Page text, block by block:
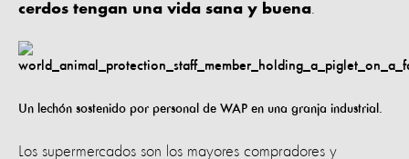
cerdos tengan una vida sana y buena
Un lechón sostenido por personal de WAP en una granja industrial.
Los supermercados son los mayores compradores y